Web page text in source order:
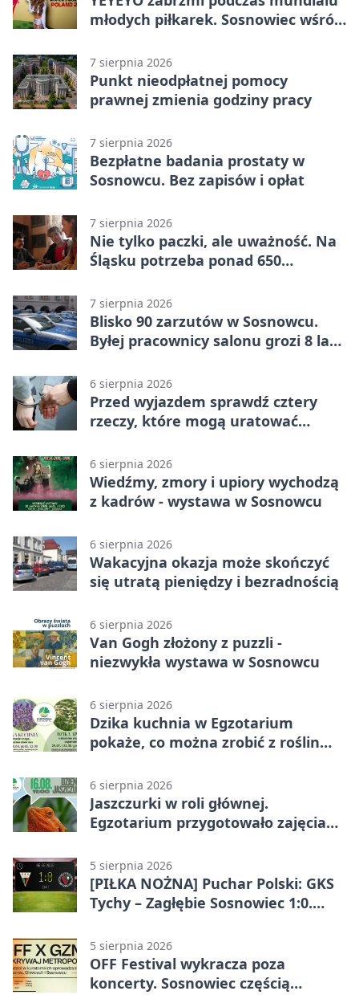
młodych piłkarek. Sosnowiec wśród
7 sierpnia 2026
Punkt nieodpłatnej pomocy
prawnej zmienia godziny pracy
7 sierpnia 2026
Bezpłatne badania prostaty w
Sosnowcu. Bez zapisów i opłat
7 sierpnia 2026
Nie tylko paczki, ale uważność. Na
Śląsku potrzeba ponad 650
7 sierpnia 2026
Blisko 90 zarzutów w Sosnowcu.
Byłej pracownicy salonu grozi 8 lat
6 sierpnia 2026
Przed wyjazdem sprawdź cztery
rzeczy, które mogą uratować
6 sierpnia 2026
Wiedźmy, zmory i upiory wychodzą
z kadrów - wystawa w Sosnowcu
6 sierpnia 2026
Wakacyjna okazja może skończyć
się utratą pieniędzy i bezradnością
6 sierpnia 2026
Van Gogh złożony z puzzli -
niezwykła wystawa w Sosnowcu
6 sierpnia 2026
Dzika kuchnia w Egzotarium
pokaże, co można zrobić z roślin
6 sierpnia 2026
Jaszczurki w roli głównej.
Egzotarium przygotowało zajęcia
5 sierpnia 2026
[PIŁKA NOŻNA] Puchar Polski: GKS
Tychy – Zagłębie Sosnowiec 1:0.
przed przerwą
5 sierpnia 2026
OFF Festival wykracza poza
koncerty. Sosnowiec częścią